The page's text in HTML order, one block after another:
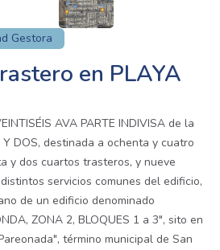
Gestora
en PLAYA
AVA PARTE INDIVISA de la
Y DOS, destinada a ochenta y cuatro
y dos cuartos trasteros, y nueve
servicios comunes del edificio,
de un edificio denominado
ZONA 2, BLOQUES 1 a 3", sito en
término municipal de San